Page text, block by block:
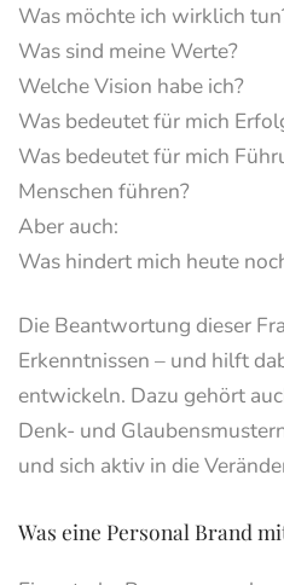
Was möchte ich wirklich
Was sind meine Werte?
Welche Vision habe ich?
Was bedeutet für mich
Was bedeutet für mich
Menschen führen?
Aber auch:
Was hindert mich heute
Die Beantwortung dieser
Erkenntnissen – und hilft
entwickeln. Dazu gehört
Denk- und
und sich aktiv in die
Was eine Personal Brand